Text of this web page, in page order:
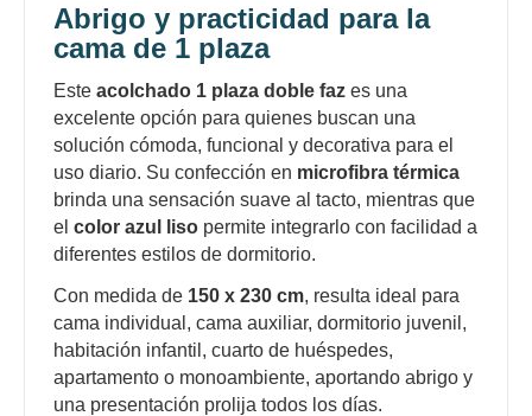
Abrigo y practicidad para la
cama de 1 plaza
Este acolchado 1 plaza doble faz es una
excelente opción para quienes buscan una
solución cómoda, funcional y decorativa para el
uso diario. Su confección en microfibra térmica
brinda una sensación suave al tacto, mientras que
el color azul liso permite integrarlo con facilidad a
diferentes estilos de dormitorio.
Con medida de 150 x 230 cm, resulta ideal para
cama individual, cama auxiliar, dormitorio juvenil,
habitación infantil, cuarto de huéspedes,
apartamento o monoambiente, aportando abrigo y
una presentación prolija todos los días.